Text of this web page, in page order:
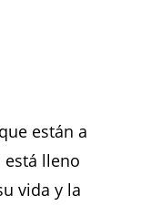
están a
lleno
vida y la